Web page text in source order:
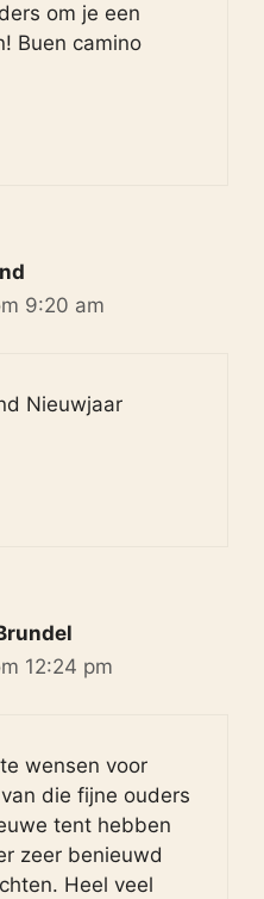
om je een
Buen camino
9:20 am
Nieuwjaar
12:24 pm
wensen voor
die fijne ouders
tent hebben
zeer benieuwd
Heel veel